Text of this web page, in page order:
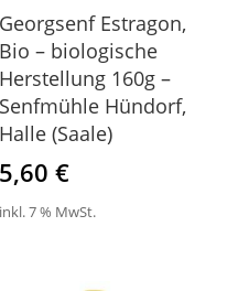
Georgsenf Estragon,
Bio – biologische
Herstellung 160g –
Senfmühle Hündorf,
Halle (Saale)
5,60€
inkl. 7 % MwSt.